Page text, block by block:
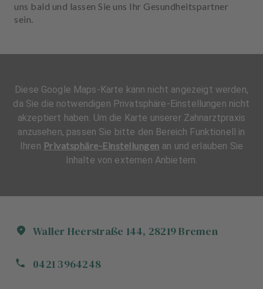
uns bald und lassen Sie uns Ihr Gesundheitspartner
sein.
Waller Heerstraße 144, 28219Bremen
0421 3964248
Diese Google Maps-Karte kann nicht angezeigt werden,
da Sie die notwendigen Privatsphäre-Einstellungen nicht
akzeptiert haben. Um die Karte unserer Zahnarztpraxis
anzusehen, passen Sie bitte den Bereich Funktionell in
Ihren Privatsphäre-Einstellungen an und erlauben Sie
Inhalte von externen Anbietern.